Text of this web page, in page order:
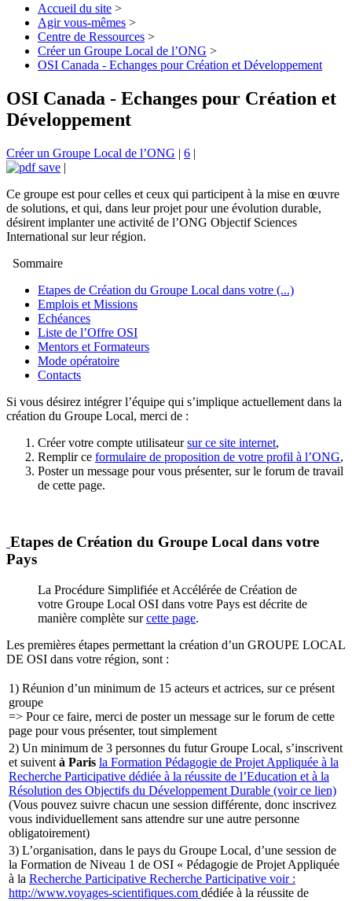
Accueil du site >
Agir vous-mêmes >
Centre de Ressources >
Créer un Groupe Local de l’ONG >
OSI Canada - Echanges pour Création et Développement
OSI Canada - Echanges pour Création et
Développement
Créer un Groupe Local de l’ONG | 6 |
|
Ce groupe est pour celles et ceux qui participent à la mise en œuvre
de solutions, et qui, dans leur projet pour une évolution durable,
désirent implanter une activité de l’ONG Objectif Sciences
International sur leur région.
Sommaire
Etapes de Création du Groupe Local dans votre (...)
Emplois et Missions
Echéances
Liste de l’Offre OSI
Mentors et Formateurs
Mode opératoire
Contacts
Si vous désirez intégrer l’équipe qui s’implique actuellement dans la
création du Groupe Local, merci de :
Créer votre compte utilisateursur ce site internet,
Remplir ce formulaire de proposition de votre profil à l’ONG,
Poster un message pour vous présenter, sur le forum de travail
de cette page.
Etapes de Création du Groupe Local dans votre
Pays
La Procédure Simplifiée et Accélérée de Création de
votre Groupe Local OSI dans votre Pays est décrite de
manière complète surcette page.
Les premières étapes permettant la création d’un GROUPE LOCAL
DE OSI dans votre région, sont :
1) Réunion d’un minimum de 15 acteurs et actrices, sur ce présent
groupe
=> Pour ce faire, merci de poster un message sur le forum de cette
page pour vous présenter, tout simplement
2) Un minimum de 3 personnes du futur Groupe Local, s’inscrivent
et suivent à Paris la Formation Pédagogie de Projet Appliquée à la
Recherche Participative dédiée à la réussite de l’Education et à la
Résolution des Objectifs du Développement Durable (voir ce lien)
(Vous pouvez suivre chacun une session différente, donc inscrivez
vous individuellement sans attendre sur une autre personne
obligatoirement)
3) L’organisation, dans le pays du Groupe Local, d’une session de
la Formation de Niveau 1 de OSI « Pédagogie de Projet Appliquée
à la Recherche Participative Recherche Participative voir :
http://www.voyages-scientifiques.com dédiée à la réussite de